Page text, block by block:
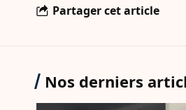
Partager cet article
Nos derniers